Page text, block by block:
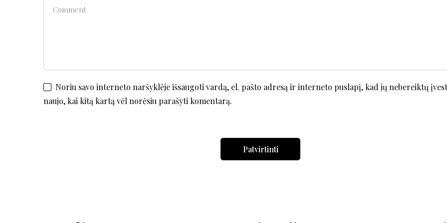
Noriu savo interneto naršyklėje išsaugoti vardą, el. pašto adresą ir interneto puslapį, kad jų nebereiktų
naujo, kai kitą kartą vėl norėsiu parašyti komentarą.